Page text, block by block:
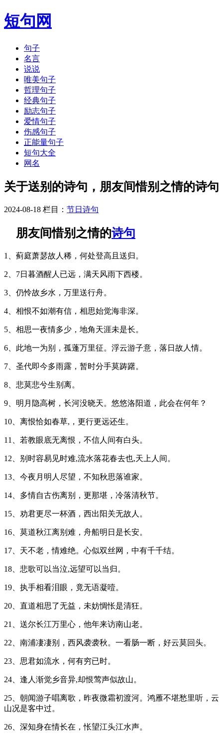
短句网
句子
名言
说说
唯美句子
哲理句子
经典句子
励志句子
爱情句子
伤感句子
正能量句子
短句大全
网名
关于送别的诗句，朋友间惜别之情的诗句
2024-08-18 栏目： 节日诗句
朋友间惜别之情的诗句
1、蓟庭萧瑟故人稀，何处登高且送归。
2、7日暮酒醒人已远，满天风雨下西楼。
3、仍怜故乡水，万里送行舟。
4、相恨不如潮有信，相思始觉海非深。
5、相思一夜情多少，地角天涯未是长。
6、此地一为别，孤蓬万里征。浮云游子意，落日故人情。
7、圣代即今多雨露，暂时分手莫踌躇。
8、悲莫悲兮生别离。
9、明月隐高树，长河没晓天。悠悠洛阳道，此会在何年？
10、离恨恰如春草,，更行更远还生。
11、若教眼底无离恨，不信人间有白头。
12、别时容易见时难,流水落花春去也,天上人间。
13、今夜月明人尽望，不知秋思落谁家。
14、多情自古伤离别，更那堪，冷落清秋节。
15、劝君更尽一杯酒，西出阳关无故人。
16、莫道秋江离别难，舟船明日是长安。
17、天不老，情难绝。心似双丝网，中有千千结。
18、悲歌可以当泣,远望可以当归。
19、执手相看泪眼，竟无语凝噎。
20、直道相思了无益，未妨惆怅是清狂。
21、送尔长江万里心，他年来访南山老。
22、南浦凄凄别，西风袭袭秋。一看肠一断，好云莫回头。
23、思君如流水，何有穷已时。
24、逢人渐觉乡音异,却恨莺声似故山。
25、朝闻游子唱离歌，昨夜微霜初渡河。鸿雁不堪愁里听，云
山况是客中过。
26、深知身在情长在，怅望江头江水声。